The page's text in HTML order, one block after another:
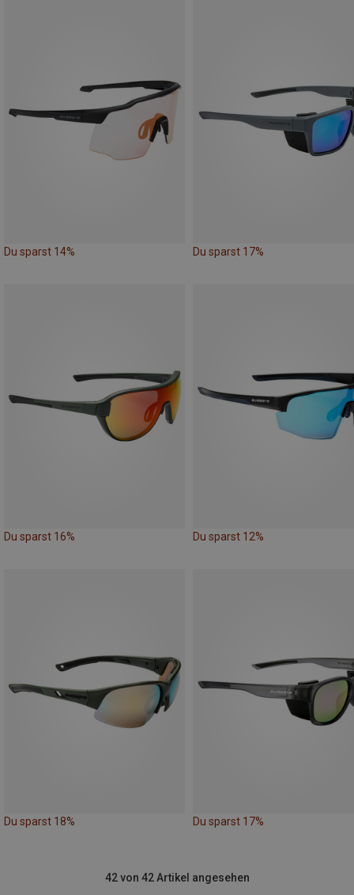
Du sparst 14% Du sparst 17%
Du sparst 16% Du sparst 12%
Du sparst 18% Du sparst 17%
42 von 42 Artikel angesehen